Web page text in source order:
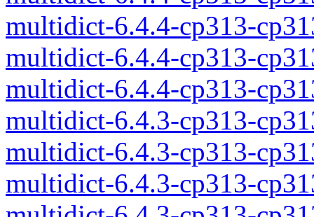
multidict-6.4.4-cp313-
multidict-6.4.4-cp313-
multidict-6.4.4-cp313-
multidict-6.4.3-cp313-
multidict-6.4.3-cp313-
multidict-6.4.3-cp313-